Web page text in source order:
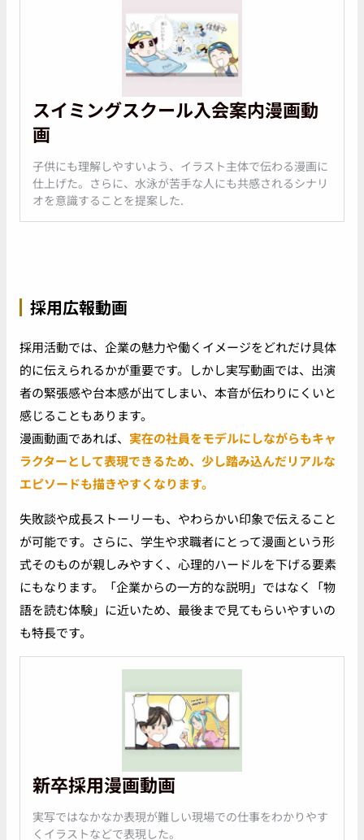
スイミングスクール入会案内漫画動
画
子供にも理解しやすいよう、イラスト主体で伝わる漫画に
仕上げた。さらに、水泳が苦手な人にも共感されるシナリ
オを意識することを提案した.
採用広報動画
採用活動では、企業の魅力や働くイメージをどれだけ具体
的に伝えられるかが重要です。しかし実写動画では、出演
者の緊張感や台本感が出てしまい、本音が伝わりにくいと
感じることもあります。
漫画動画であれば、 実在の社員をモデルにしながらもキャ
ラクターとして表現できるため、少し踏み込んだリアルな
エピソードも描きやすくなります。
失敗談や成長ストーリーも、やわらかい印象で伝えること
が可能です。さらに、学生や求職者にとって漫画という形
式そのものが親しみやすく、心理的ハードルを下げる要素
にもなります。「企業からの一方的な説明」ではなく「物
語を読む体験」に近いため、最後まで見てもらいやすいの
も特長です。
新卒採用漫画動画
実写ではなかなか表現が難しい現場での仕事をわかりやす
くイラストなどで表現した。